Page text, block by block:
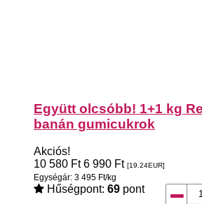
Együtt olcsóbb! 1+1 kg
banán gumicukrok
Akciós!
10 580 Ft 6 990 Ft [19.24EUR]
Egységár: 3 495 Ft/kg
Hűségpont: 69 pont